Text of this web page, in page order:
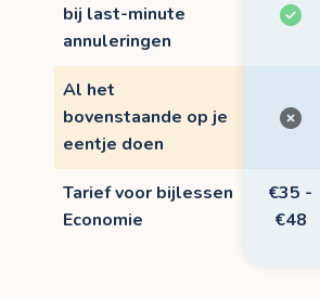
bij last-minute
annuleringen
Al het
bovenstaande op je
eentje doen
Tarief voor bijlessen
Economie
€35 -
€48